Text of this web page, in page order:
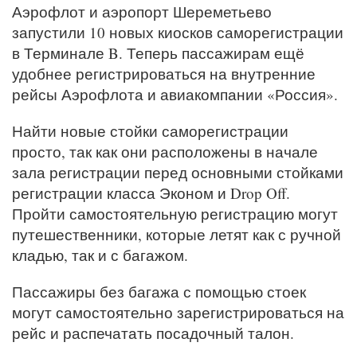
Аэрофлот и аэропорт Шереметьево
запустили 10 новых киосков саморегистрации
в Терминале B. Теперь пассажирам ещё
удобнее регистрироваться на внутренние
рейсы Аэрофлота и авиакомпании «Россия».
Найти новые стойки саморегистрации
просто, так как они расположены в начале
зала регистрации перед основными стойками
регистрации класса Эконом и Drop Off.
Пройти самостоятельную регистрацию могут
путешественники, которые летят как с ручной
кладью, так и с багажом.
Пассажиры без багажа с помощью стоек
могут самостоятельно зарегистрироваться на
рейс и распечатать посадочный талон.